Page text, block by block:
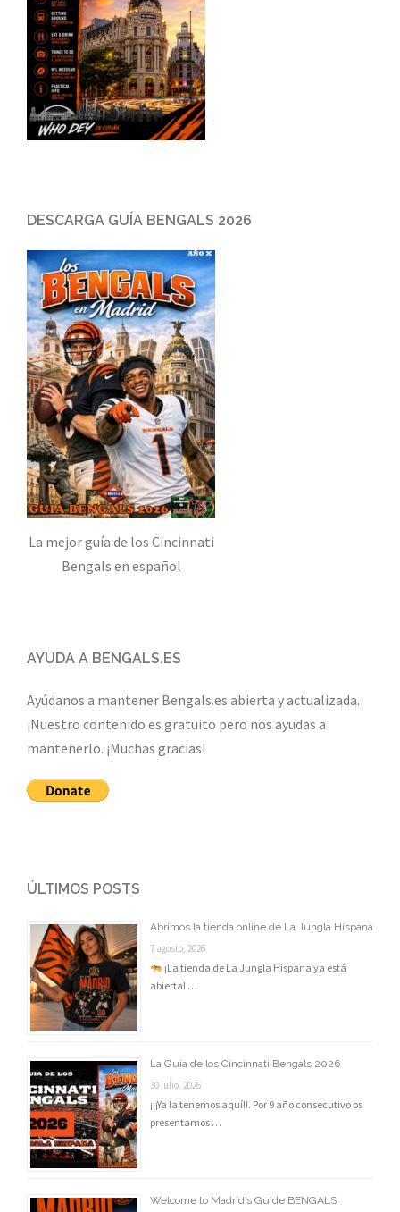
DESCARGA GUÍA BENGALS 2026
La mejor guía de los Cincinnati
Bengals en español
AYUDA A BENGALS.ES
Ayúdanos a mantener Bengals.es abierta y actualizada.
¡Nuestro contenido es gratuito pero nos ayudas a
mantenerlo. ¡Muchas gracias!
ÚLTIMOS POSTS
Abrimos la tienda online de La Jungla Hispana
7 agosto, 2026
¡La tienda de La Jungla Hispana ya está
abierta! …
La Guía de los Cincinnati Bengals 2026
30 julio, 2026
¡¡¡Ya la tenemos aquí!!. Por 9 año consecutivo os
presentamos …
Welcome to Madrid’s Guide BENGALS